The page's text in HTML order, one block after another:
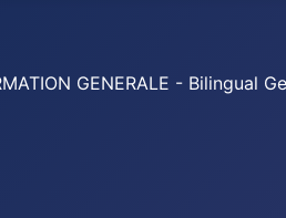
GENERALE - Bilingual